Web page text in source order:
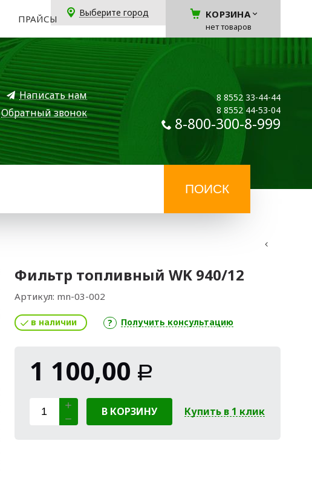
ПРАЙСЫ
Выберите город КОРЗИНА
нет товаров
Написать нам
Обратный звонок
8 8552 33-44-44
8 8552 44-53-04
8-800-300-8-999
Фильтр топливный WK 940/12
Артикул: mn-03-002
в наличии Получить консультацию
1 100,00 Р
В КОРЗИНУ Купить в 1 клик